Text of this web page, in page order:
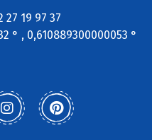
27 19 97 37
° , 0,610889300000053 °